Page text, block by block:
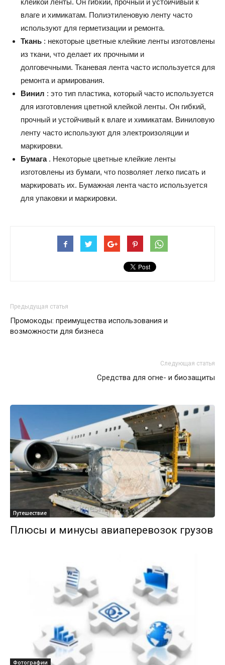
клейкой ленты. Он гибкий, прочный и устойчивый к
влаге и химикатам. Полиэтиленовую ленту часто
используют для герметизации и ремонта.
Ткань : некоторые цветные клейкие ленты изготовлены
из ткани, что делает их прочными и
долговечными. Тканевая лента часто используется для
ремонта и армирования.
Винил : это тип пластика, который часто используется
для изготовления цветной клейкой ленты. Он гибкий,
прочный и устойчивый к влаге и химикатам. Виниловую
ленту часто используют для электроизоляции и
маркировки.
Бумага. Некоторые цветные клейкие ленты
изготовлены из бумаги, что позволяет легко писать и
маркировать их. Бумажная лента часто используется
для упаковки и маркировки.
Предыдущая статья
Промокоды: преимущества использования и
возможности для бизнеса
Следующая статья
Средства для огне- и биозащиты
Путешествие
Плюсы и минусы авиаперевозок грузов
Фотографии